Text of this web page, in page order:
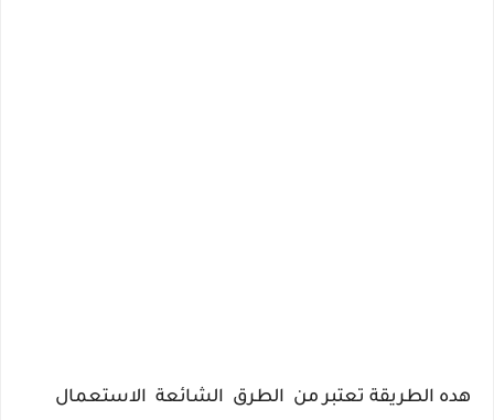
هده الطريقة تعتبر من الطرق الشائعة الاستعمال